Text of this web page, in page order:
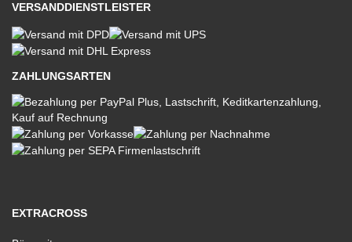
VERSANDDIENSTLEISTER
ZAHLUNGSARTEN
EXTRACROSS